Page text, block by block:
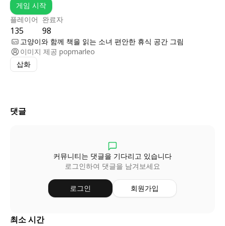
플레이어
135
완료자
98
게임 시작
고양이와 함께 책을 읽는 소녀 편안한 휴식 공간 그림
이미지 제공 popmarleo
삽화
댓글
커뮤니티는 댓글을 기다리고 있습니다
로그인하여 댓글을 남겨보세요
로그인 회원가입
최소 시간